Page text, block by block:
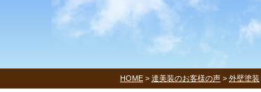
HOME > 達美装のお客様の声 > 外壁塗装